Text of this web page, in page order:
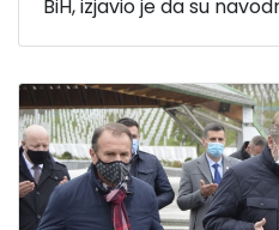
BiH, izjavio je da su